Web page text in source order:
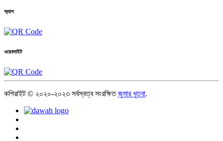
অ্যাপ
ওয়েবসাইট
কপিরাইট © ২০২০-২০২৩ সর্বস্বত্ব সংরক্ষিতজুমার খুতবা.